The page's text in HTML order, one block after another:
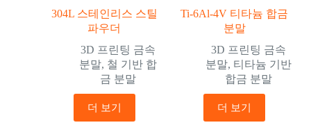
304L 스테인리스 스틸
파우더
3D 프린팅 금속
분말, 철 기반 합
금 분말
더 보기
Ti-6Al-4V 티타늄 합금
분말
3D 프린팅 금속
분말, 티타늄 기반
합금 분말
더 보기